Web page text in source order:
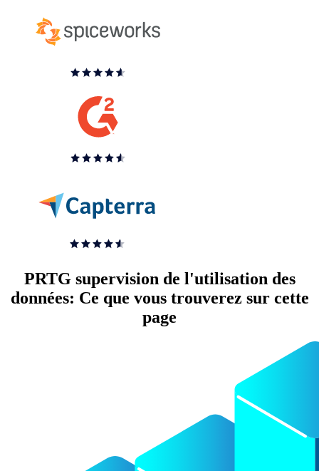
PRTG supervision de l'utilisation des
données: Ce que vous trouverez sur cette
page